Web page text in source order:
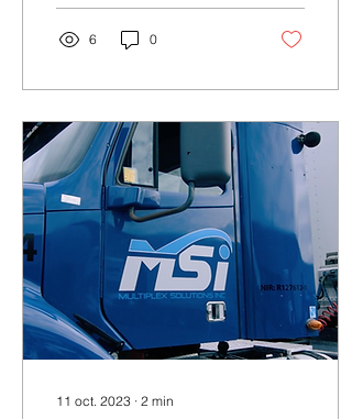
6 0
11 oct. 2023 ∙ 2 min